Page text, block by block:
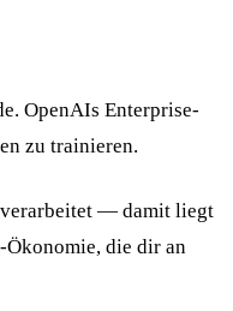
OpenAIs Enterprise-
zu trainieren.
verarbeitet — damit liegt
die dir an